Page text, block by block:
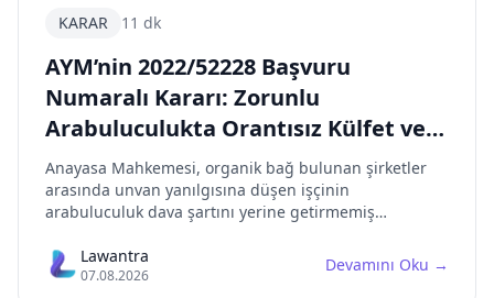
KARAR 11 dk
AYM’nin 2022/52228 Başvuru
Numaralı Kararı: Zorunlu
Arabuluculukta Orantısız Külfet ve
Mahkemeye Erişim Hakkı
Anayasa Mahkemesi, organik bağ bulunan şirketler
arasında unvan yanılgısına düşen işçinin
arabuluculuk dava şartını yerine getirmemiş
mahkemeye erişim hakkının ihlal edildiğine karar
verdi. Karar, HMK 124 ve 7036 sayılı Kanun’un 3.
Lawantra
07.08.2026
Devamını Oku →